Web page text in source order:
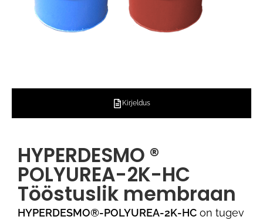
Kirjeldus
HYPERDESMO ®
POLYUREA-2K-HC
Tööstuslik membraan
HYPERDESMO®-POLYUREA-2K-HC on tugev